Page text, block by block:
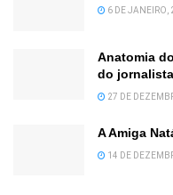
6 DE JANEIRO,
Anatomia
do
27 DE
A Amiga
14 DE